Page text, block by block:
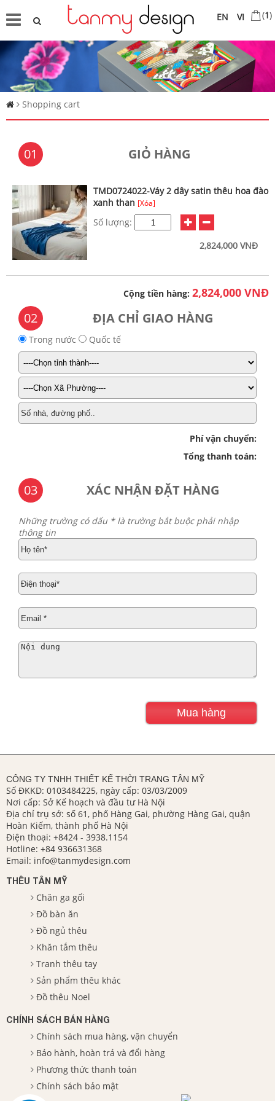
VI
EN (1)
Shopping cart
01 GIỎ HÀNG
TMD0724022-Váy 2 dây satin thêu hoa đào
xanh than [Xóa]
Số lượng:
2,824,000 VNĐ
Cộng tiền hàng: 2,824,000 VNĐ
02 ĐỊA CHỈ GIAO HÀNG
Trong nước Quốc tế
Phí vận chuyển:
Tổng thanh toán:
03 XÁC NHẬN ĐẶT HÀNG
Những trường có dấu * là trường bắt buộc phải nhập
thông tin
CÔNG TY TNHH THIẾT KẾ THỜI TRANG TÂN MỸ
Số ĐKKD: 0103484225, ngày cấp: 03/03/2009
Nơi cấp: Sở Kế hoạch và đầu tư Hà Nội
Địa chỉ trụ sở: số 61, phố Hàng Gai, phường Hàng Gai, quận
Hoàn Kiếm, thành phố Hà Nội
Điện thoại: +8424 - 3938.1154
Hotline: +84 936631368
Email: info@tanmydesign.com
THÊU TÂN MỸ
Chăn ga gối
Đồ bàn ăn
Đồ ngủ thêu
Khăn tắm thêu
Tranh thêu tay
Sản phẩm thêu khác
Đồ thêu Noel
CHÍNH SÁCH BÁN HÀNG
Chính sách mua hàng, vận chuyển
Bảo hành, hoàn trả và đổi hàng
Phương thức thanh toán
Chính sách bảo mật